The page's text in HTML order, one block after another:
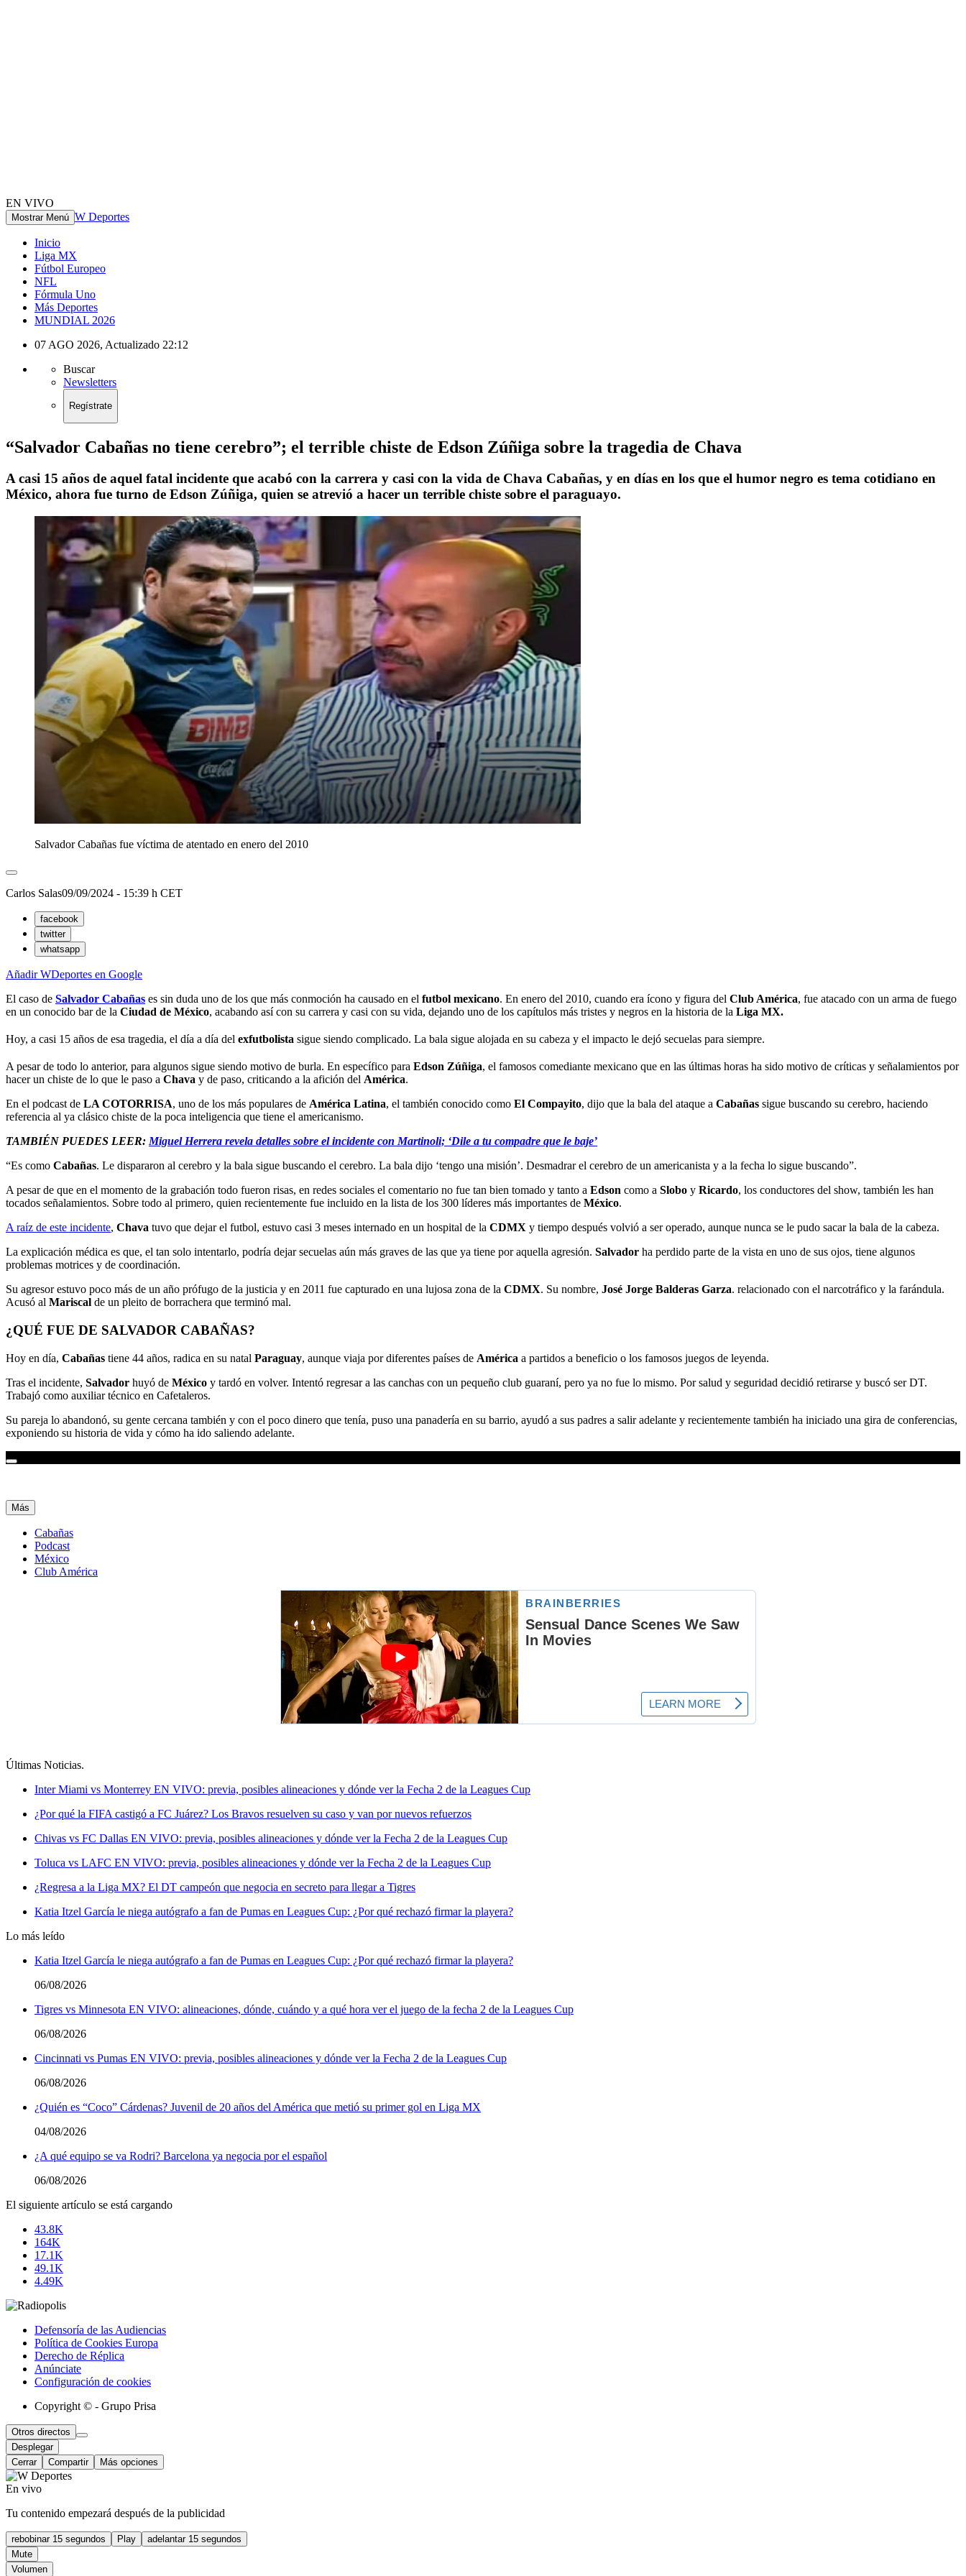
EN VIVO
Mostrar Menú W Deportes
Inicio
Liga MX
Fútbol Europeo
NFL
Fórmula Uno
Más Deportes
MUNDIAL 2026
07 AGO 2026, Actualizado 22:12
Buscar
Newsletters
Regístrate
“Salvador Cabañas no tiene cerebro”; el terrible chiste de Edson Zúñiga sobre la tragedia de Chava
A casi 15 años de aquel fatal incidente que acabó con la carrera y casi con la vida de Chava Cabañas, y en días en los que el humor negro es tema cotidiano en
México, ahora fue turno de Edson Zúñiga, quien se atrevió a hacer un terrible chiste sobre el paraguayo.
Salvador Cabañas fue víctima de atentado en enero del 2010
Carlos Salas09/09/2024 - 15:39 h CET
facebook
twitter
whatsapp
Añadir WDeportes en Google
El caso de Salvador Cabañas es sin duda uno de los que más conmoción ha causado en el futbol mexicano. En enero del 2010, cuando era ícono y figura del Club América, fue atacado con un arma de fuego
en un conocido bar de la Ciudad de México, acabando así con su carrera y casi con su vida, dejando uno de los capítulos más tristes y negros en la historia de la Liga MX.
Hoy, a casi 15 años de esa tragedia, el día a día del exfutbolista sigue siendo complicado. La bala sigue alojada en su cabeza y el impacto le dejó secuelas para siempre.
A pesar de todo lo anterior, para algunos sigue siendo motivo de burla. En específico para Edson Zúñiga, el famosos comediante mexicano que en las últimas horas ha sido motivo de críticas y señalamientos por
hacer un chiste de lo que le paso a Chava y de paso, criticando a la afición del América.
En el podcast de LA COTORRISA, uno de los más populares de América Latina, el también conocido como El Compayito, dijo que la bala del ataque a Cabañas sigue buscando su cerebro, haciendo
referencia al ya clásico chiste de la poca inteligencia que tiene el americanismo.
TAMBIÉN PUEDES LEER: Miguel Herrera revela detalles sobre el incidente con Martinoli; ‘Dile a tu compadre que le baje’
“Es como Cabañas. Le dispararon al cerebro y la bala sigue buscando el cerebro. La bala dijo ‘tengo una misión’. Desmadrar el cerebro de un americanista y a la fecha lo sigue buscando”.
A pesar de que en el momento de la grabación todo fueron risas, en redes sociales el comentario no fue tan bien tomado y tanto a Edson como a Slobo y Ricardo, los conductores del show, también les han
tocados señalamientos. Sobre todo al primero, quien recientemente fue incluido en la lista de los 300 líderes más importantes de México.
A raíz de este incidente, Chava tuvo que dejar el futbol, estuvo casi 3 meses internado en un hospital de la CDMX y tiempo después volvió a ser operado, aunque nunca se le pudo sacar la bala de la cabeza.
La explicación médica es que, el tan solo intentarlo, podría dejar secuelas aún más graves de las que ya tiene por aquella agresión. Salvador ha perdido parte de la vista en uno de sus ojos, tiene algunos
problemas motrices y de coordinación.
Su agresor estuvo poco más de un año prófugo de la justicia y en 2011 fue capturado en una lujosa zona de la CDMX. Su nombre, José Jorge Balderas Garza. relacionado con el narcotráfico y la farándula.
Acusó al Mariscal de un pleito de borrachera que terminó mal.
¿QUÉ FUE DE SALVADOR CABAÑAS?
Hoy en día, Cabañas tiene 44 años, radica en su natal Paraguay, aunque viaja por diferentes países de América a partidos a beneficio o los famosos juegos de leyenda.
Tras el incidente, Salvador huyó de México y tardó en volver. Intentó regresar a las canchas con un pequeño club guaraní, pero ya no fue lo mismo. Por salud y seguridad decidió retirarse y buscó ser DT.
Trabajó como auxiliar técnico en Cafetaleros.
Su pareja lo abandonó, su gente cercana también y con el poco dinero que tenía, puso una panadería en su barrio, ayudó a sus padres a salir adelante y recientemente también ha iniciado una gira de conferencias,
exponiendo su historia de vida y cómo ha ido saliendo adelante.
Más
Cabañas
Podcast
México
Club América
Últimas Noticias.
Inter Miami vs Monterrey EN VIVO: previa, posibles alineaciones y dónde ver la Fecha 2 de la Leagues Cup
¿Por qué la FIFA castigó a FC Juárez? Los Bravos resuelven su caso y van por nuevos refuerzos
Chivas vs FC Dallas EN VIVO: previa, posibles alineaciones y dónde ver la Fecha 2 de la Leagues Cup
Toluca vs LAFC EN VIVO: previa, posibles alineaciones y dónde ver la Fecha 2 de la Leagues Cup
¿Regresa a la Liga MX? El DT campeón que negocia en secreto para llegar a Tigres
Katia Itzel García le niega autógrafo a fan de Pumas en Leagues Cup: ¿Por qué rechazó firmar la playera?
Lo más leído
Katia Itzel García le niega autógrafo a fan de Pumas en Leagues Cup: ¿Por qué rechazó firmar la playera?
06/08/2026
Tigres vs Minnesota EN VIVO: alineaciones, dónde, cuándo y a qué hora ver el juego de la fecha 2 de la Leagues Cup
06/08/2026
Cincinnati vs Pumas EN VIVO: previa, posibles alineaciones y dónde ver la Fecha 2 de la Leagues Cup
06/08/2026
¿Quién es “Coco” Cárdenas? Juvenil de 20 años del América que metió su primer gol en Liga MX
04/08/2026
¿A qué equipo se va Rodri? Barcelona ya negocia por el español
06/08/2026
El siguiente artículo se está cargando
43.8K
164K
17.1K
49.1K
4.49K
Defensoría de las Audiencias
Política de Cookies Europa
Derecho de Réplica
Anúnciate
Configuración de cookies
Copyright © - Grupo Prisa
Otros directos
Desplegar
Cerrar
Compartir Más opciones
En vivo
Tu contenido empezará después de la publicidad
rebobinar 15 segundos Play
adelantar 15 segundos
Mute
Volumen